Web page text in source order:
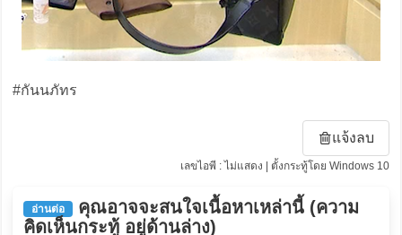
#กันนภัทร
แจ้งลบ
เลขไอพี : ไม่แสดง | ตั้งกระทู้โดย Windows 10
อ่านต่อ
คุณอาจจะสนใจเนื้อหาเหล่านี้ (ความ
คิดเห็นกระทู้ อยู่ด้านล่าง)